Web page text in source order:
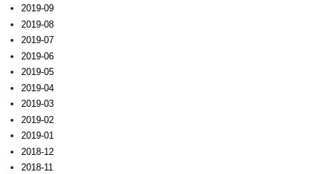
2019-09
2019-08
2019-07
2019-06
2019-05
2019-04
2019-03
2019-02
2019-01
2018-12
2018-11